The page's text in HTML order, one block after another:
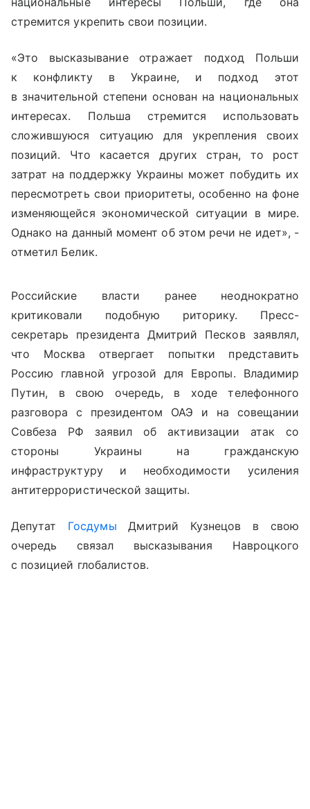
стремится укрепить свои позиции.
«Это высказывание отражает подход Польши
к конфликту в Украине, и подход этот
в значительной степени основан на национальных
интересах. Польша стремится использовать
сложившуюся ситуацию для укрепления своих
позиций. Что касается других стран, то рост
затрат на поддержку Украины может побудить их
пересмотреть свои приоритеты, особенно на фоне
изменяющейся экономической ситуации в мире.
Однако на данный момент об этом речи не идет», -
отметил Белик.
Российские власти ранее неоднократно
критиковали подобную риторику. Пресс-
секретарь президента Дмитрий Песков заявлял,
что Москва отвергает попытки представить
Россию главной угрозой для Европы. Владимир
Путин, в свою очередь, в ходе телефонного
разговора с президентом ОАЭ и на совещании
Совбеза РФ заявил об активизации атак со
стороны Украины на гражданскую
инфраструктуру и необходимости усиления
антитеррористической защиты.
Депутат Госдумы Дмитрий Кузнецов в свою
очередь связал высказывания Навроцкого
с позицией глобалистов.